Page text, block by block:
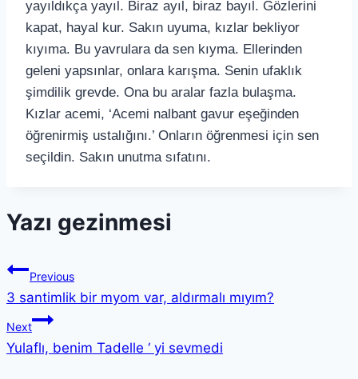
yayıldıkça yayıl. Biraz ayıl, biraz bayıl. Gözlerini
kapat, hayal kur. Sakın uyuma, kızlar bekliyor
kıyıma. Bu yavrulara da sen kıyma. Ellerinden
geleni yapsınlar, onlara karışma. Senin ufaklık
şimdilik grevde. Ona bu aralar fazla bulaşma.
Kızlar acemi, ‘Acemi nalbant gavur eşeğinden
öğrenirmiş ustalığını.’ Onların öğrenmesi için sen
seçildin. Sakın unutma sıfatını.
Yazı gezinmesi
Previous
3 santimlik bir myom var, aldırmalı mıyım?
Next
Yulaflı, benim Tadelle ‘ yi sevmedi